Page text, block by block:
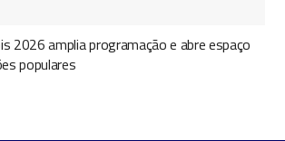
2026 amplia programação e abre espaço
populares